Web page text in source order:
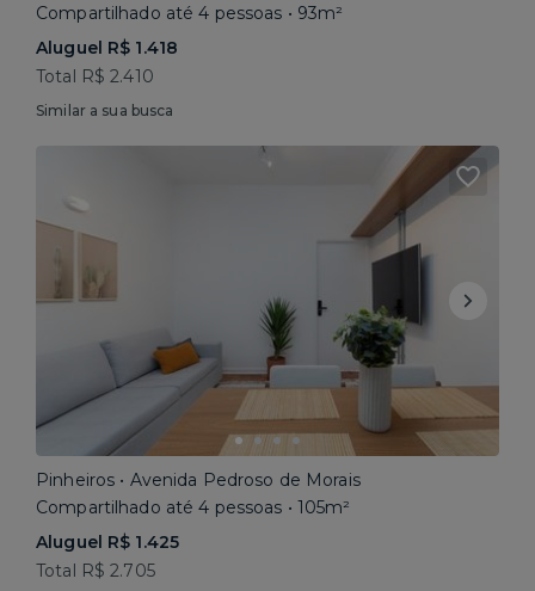
Compartilhado até 4 pessoas • 93m²
Aluguel R$ 1.418
Total R$ 2.410
Similar a sua busca
Pinheiros • Avenida Pedroso de Morais
Compartilhado até 4 pessoas • 105m²
Aluguel R$ 1.425
Total R$ 2.705